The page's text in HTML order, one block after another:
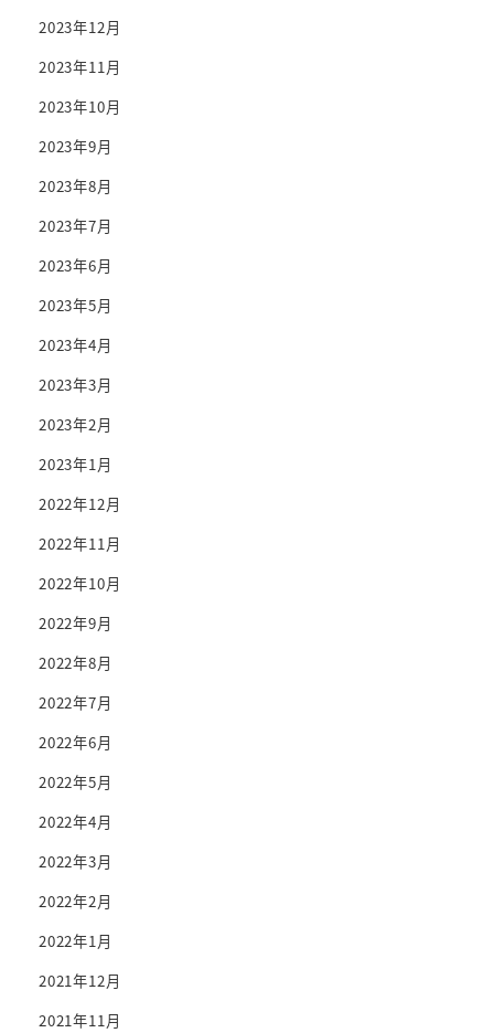
2023年12月
2023年11月
2023年10月
2023年9月
2023年8月
2023年7月
2023年6月
2023年5月
2023年4月
2023年3月
2023年2月
2023年1月
2022年12月
2022年11月
2022年10月
2022年9月
2022年8月
2022年7月
2022年6月
2022年5月
2022年4月
2022年3月
2022年2月
2022年1月
2021年12月
2021年11月